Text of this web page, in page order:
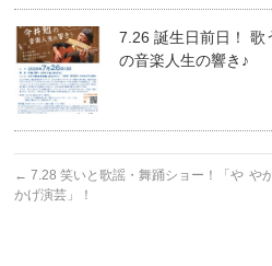
7.26 誕生日前日！ 歌
の音楽人生の響き♪
← 7.28 笑いと歌謡・舞踊ショー！「や
かげ演芸」！
や